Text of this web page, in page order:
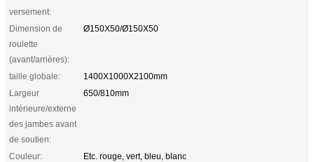
versement:
Dimension de
roulette
(avant/arrières):
Ø150X50/Ø150X50
taille globale:
1400X1000X2100mm
Largeur
intérieure/externe
des jambes avant
de soutien:
650/810mm
Couleur:
Etc. rouge, vert, bleu, blanc